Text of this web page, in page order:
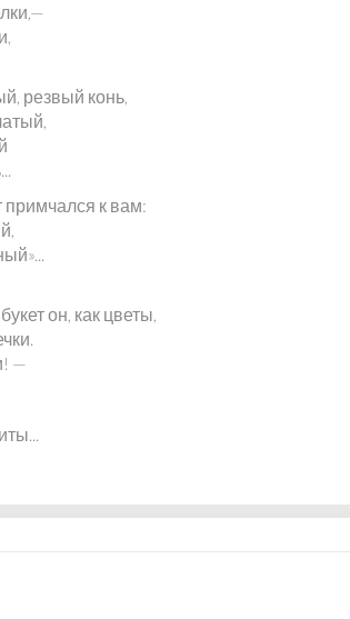
резвый конь,
примчался к вам:
он, как цветы,
—